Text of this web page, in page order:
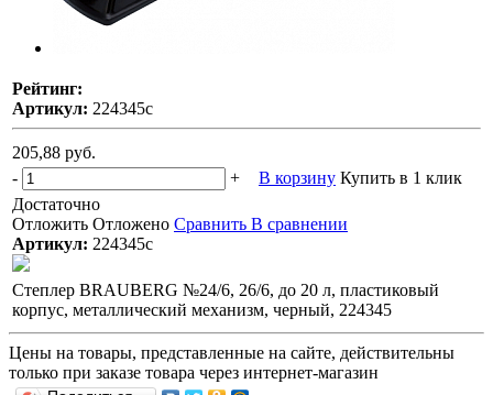
Рейтинг:
Артикул: 224345с
205,88 руб.
-
+ В корзину Купить в 1 клик
Достаточно
Отложить Отложено Сравнить В сравнении
Артикул: 224345с
Степлер BRAUBERG №24/6, 26/6, до 20 л, пластиковый
корпус, металлический механизм, черный, 224345
Цены на товары, представленные на сайте, действительны
только при заказе товара через интернет-магазин